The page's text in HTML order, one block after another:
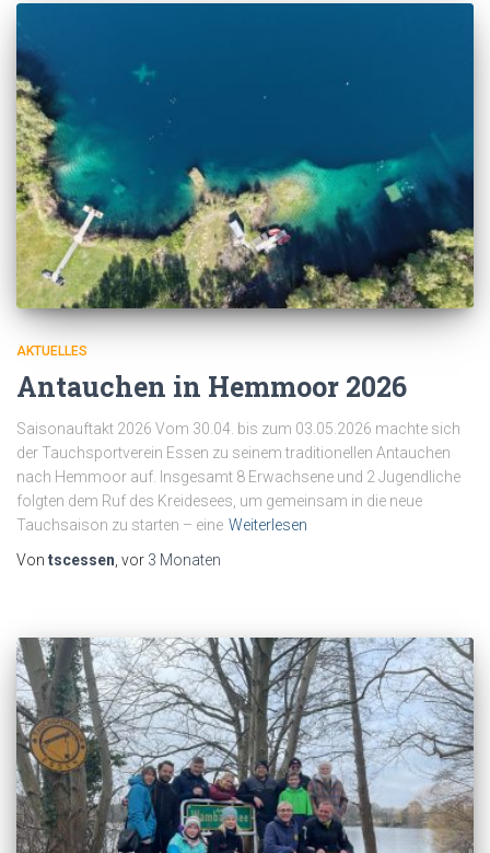
AKTUELLES
Antauchen in Hemmoor 2026
Saisonauftakt 2026 Vom 30.04. bis zum 03.05.2026 machte sich
der Tauchsportverein Essen zu seinem traditionellen Antauchen
nach Hemmoor auf. Insgesamt 8 Erwachsene und 2 Jugendliche
folgten dem Ruf des Kreidesees, um gemeinsam in die neue
Tauchsaison zu starten – eine Weiterlesen
Von tscessen , vor 3 Monaten